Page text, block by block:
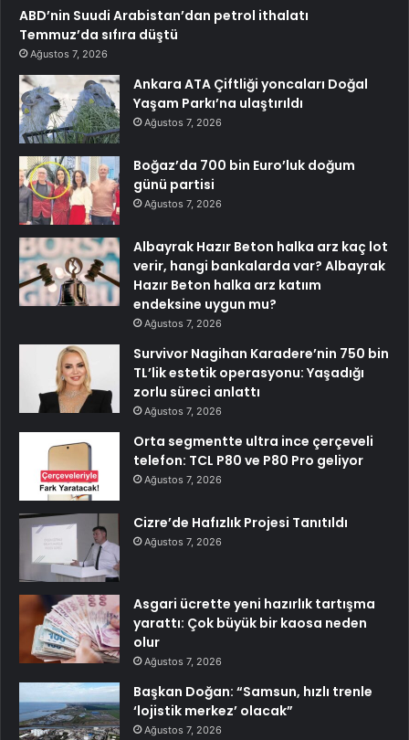
ABD’nin Suudi Arabistan’dan petrol ithalatı
Temmuz’da sıfıra düştü
Ağustos 7, 2026
Ankara ATA Çiftliği yoncaları Doğal
Yaşam Parkı’na ulaştırıldı
Ağustos 7, 2026
Boğaz’da 700 bin Euro’luk doğum
günü partisi
Ağustos 7, 2026
Albayrak Hazır Beton halka arz kaç lot
verir, hangi bankalarda var? Albayrak
Hazır Beton halka arz katıım
endeksine uygun mu?
Ağustos 7, 2026
Survivor Nagihan Karadere’nin 750 bin
TL’lik estetik operasyonu: Yaşadığı
zorlu süreci anlattı
Ağustos 7, 2026
Orta segmentte ultra ince çerçeveli
telefon: TCL P80 ve P80 Pro geliyor
Ağustos 7, 2026
Cizre’de Hafızlık Projesi Tanıtıldı
Ağustos 7, 2026
Asgari ücrette yeni hazırlık tartışma
yarattı: Çok büyük bir kaosa neden
olur
Ağustos 7, 2026
Başkan Doğan: “Samsun, hızlı trenle
‘lojistik merkez’ olacak”
Ağustos 7, 2026